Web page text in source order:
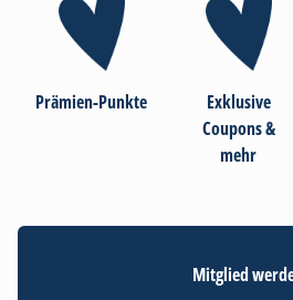
Prämien-Punkte
Exklusive
Coupons &
mehr
Mitglied